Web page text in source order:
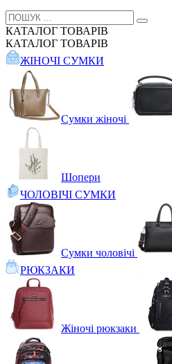
КАТАЛОГ ТОВАРІВ
КАТАЛОГ ТОВАРІВ
ЖІНОЧІ СУМКИ
Сумки жіночі
Шопери
ЧОЛОВІЧІ СУМКИ
Сумки чоловічі
РЮКЗАКИ
Жіночі рюкзаки